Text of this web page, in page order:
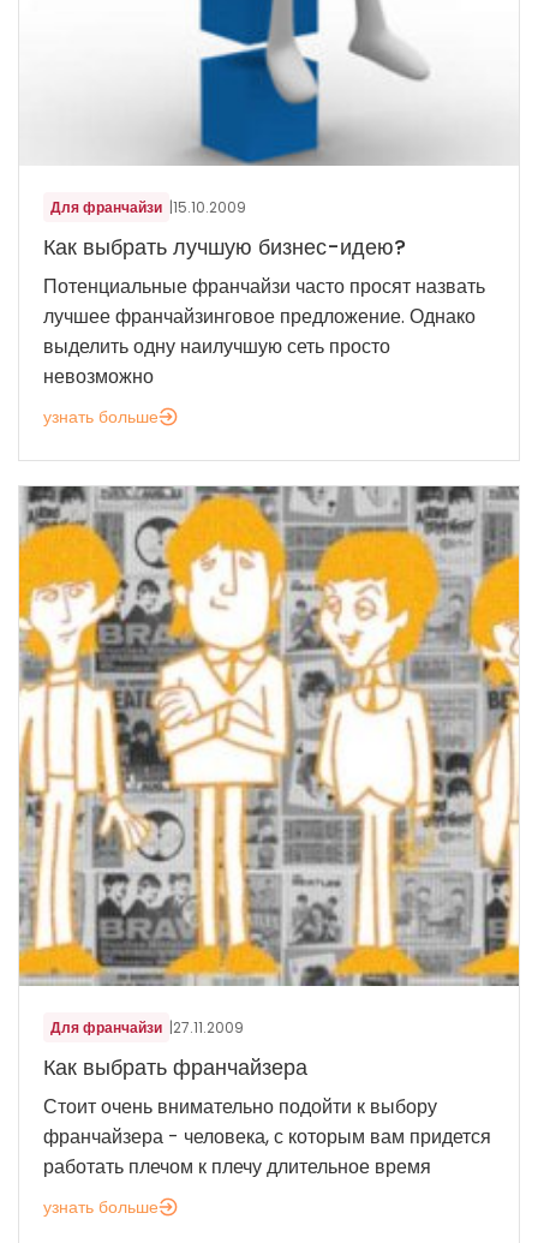
Для франчайзи |15.10.2009
Как выбрать лучшую бизнес-идею?
Потенциальные франчайзи часто просят назвать
лучшее франчайзинговое предложение. Однако
выделить одну наилучшую сеть просто
невозможно
узнать больше
Для франчайзи |27.11.2009
Как выбрать франчайзера
Стоит очень внимательно подойти к выбору
франчайзера - человека, с которым вам придется
работать плечом к плечу длительное время
узнать больше